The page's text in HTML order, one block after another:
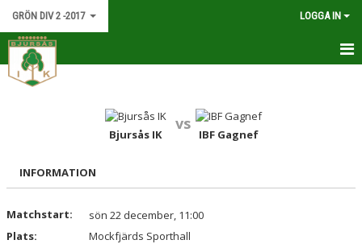
GRÖN DIV 2 -2017 LOGGA IN
HEM
MATCHER
TRUPPEN
Bjursås IK
vs
IBF Gagnef
INFORMATION
Matchstart:
sön 22 december, 11:00
Plats:
Mockfjärds Sporthall